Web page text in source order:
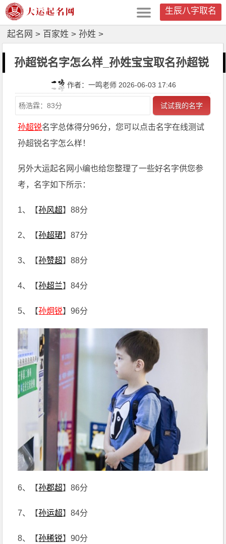
生辰八字取名
起名网 > 百家姓 >孙姓 >
孙超锐名字怎么样_孙姓宝宝取名孙超锐
作者：一鸣老师 2026-06-03 17:46
试试我的名字
孙超锐名字总体得分96分，您可以点击名字在线测试
孙超锐名字怎么样！
另外大运起名网小编也给您整理了一些好名字供您参
考，名字如下所示：
1、【孙风超】88分
2、【孙超珺】87分
3、【孙赞超】88分
4、【孙超兰】84分
5、【孙炯锐】96分
6、【孙郡超】86分
7、【孙运超】84分
8、【孙稀锐】90分